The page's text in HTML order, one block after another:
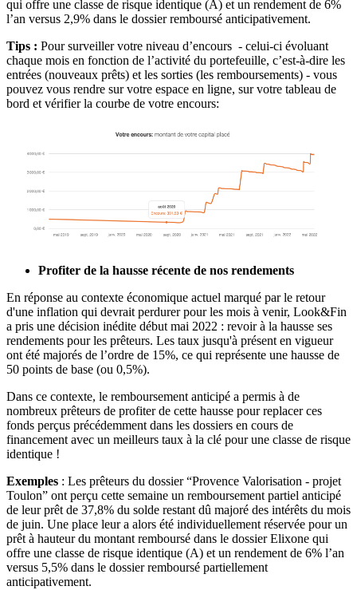
qui offre une classe de risque identique (A) et un rendement de 6%
l’an versus 2,9% dans le dossier remboursé anticipativement.
Tips : Pour surveiller votre niveau d’encours - celui-ci évoluant
chaque mois en fonction de l’activité du portefeuille, c’est-à-dire les
entrées (nouveaux prêts) et les sorties (les remboursements) - vous
pouvez vous rendre sur votre espace en ligne, sur votre tableau de
bord et vérifier la courbe de votre encours:
Profiter de la hausse récente de nos rendements
En réponse au contexte économique actuel marqué par le retour
d'une inflation qui devrait perdurer pour les mois à venir, Look&Fin
a pris une décision inédite début mai 2022 : revoir à la hausse ses
rendements pour les prêteurs. Les taux jusqu'à présent en vigueur
ont été majorés de l’ordre de 15%, ce qui représente une hausse de
50 points de base (ou 0,5%).
Dans ce contexte, le remboursement anticipé a permis à de
nombreux prêteurs de profiter de cette hausse pour replacer ces
fonds perçus précédemment dans les dossiers en cours de
financement avec un meilleurs taux à la clé pour une classe de risque
identique !
Exemples : Les prêteurs du dossier “Provence Valorisation - projet
Toulon” ont perçu cette semaine un remboursement partiel anticipé
de leur prêt de 37,8% du solde restant dû majoré des intérêts du mois
de juin. Une place leur a alors été individuellement réservée pour un
prêt à hauteur du montant remboursé dans le dossier Elixone qui
offre une classe de risque identique (A) et un rendement de 6% l’an
versus 5,5% dans le dossier remboursé partiellement
anticipativement.